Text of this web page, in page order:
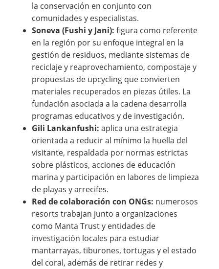
la conservación en conjunto con
comunidades y especialistas.
Soneva (Fushi y Jani): figura como referente
en la región por su enfoque integral en la
gestión de residuos, mediante sistemas de
reciclaje y reaprovechamiento, compostaje y
propuestas de upcycling que convierten
materiales recuperados en piezas útiles. La
fundación asociada a la cadena desarrolla
programas educativos y de investigación.
Gili Lankanfushi: aplica una estrategia
orientada a reducir al mínimo la huella del
visitante, respaldada por normas estrictas
sobre plásticos, acciones de educación
marina y participación en labores de limpieza
de playas y arrecifes.
Red de colaboración con ONGs: numerosos
resorts trabajan junto a organizaciones
como Manta Trust y entidades de
investigación locales para estudiar
mantarrayas, tiburones, tortugas y el estado
del coral, además de retirar redes y